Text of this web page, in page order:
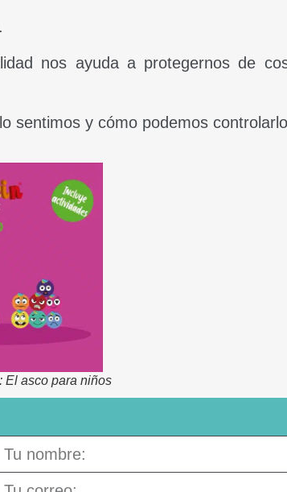
nos ayuda a protegernos de
sentimos y cómo podemos
El asco para niños